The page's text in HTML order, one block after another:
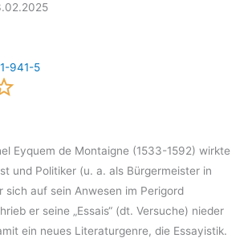
941-5
Eyquem de Montaigne (1533-1592) wirkte
und Politiker (u. a. als Bürgermeister in
sich auf sein Anwesen im Perigord
er seine „Essais“ (dt. Versuche) nieder
ein neues Literaturgenre, die Essayistik.